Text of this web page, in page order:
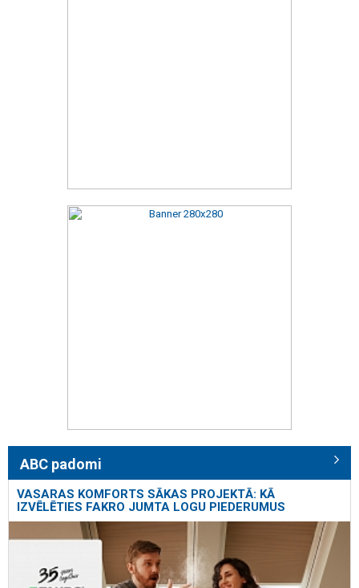
ABC padomi
VASARAS KOMFORTS SĀKAS PROJEKTĀ: KĀ
IZVĒLĒTIES FAKRO JUMTA LOGU PIEDERUMUS